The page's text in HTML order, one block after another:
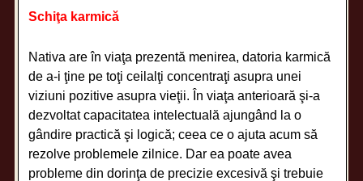
Schiţa karmică
Nativa are în viaţa prezentă menirea, datoria karmică
de a-i ţine pe toţi ceilalţi concentraţi asupra unei
viziuni pozitive asupra vieţii. În viaţa anterioară şi-a
dezvoltat capacitatea intelectuală ajungând la o
gândire practică şi logică; ceea ce o ajuta acum să
rezolve problemele zilnice. Dar ea poate avea
probleme din dorinţa de precizie excesivă şi trebuie